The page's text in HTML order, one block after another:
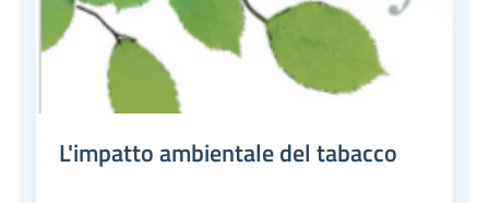
L'impatto ambientale del tabacco